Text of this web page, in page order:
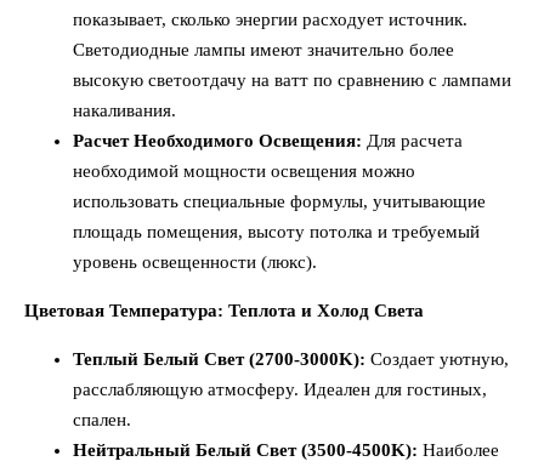
показывает, сколько энергии расходует источник.
Светодиодные лампы имеют значительно более
высокую светоотдачу на ватт по сравнению с лампами
накаливания.
Расчет Необходимого Освещения: Для расчета
необходимой мощности освещения можно
использовать специальные формулы, учитывающие
площадь помещения, высоту потолка и требуемый
уровень освещенности (люкс).
Цветовая Температура: Теплота и Холод Света
Теплый Белый Свет (2700-3000K): Создает уютную,
расслабляющую атмосферу. Идеален для гостиных,
спален.
Нейтральный Белый Свет (3500-4500K): Наиболее